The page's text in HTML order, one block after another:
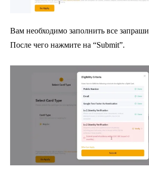
Вам необходимо заполнить все
После чего нажмите на “Submit”.